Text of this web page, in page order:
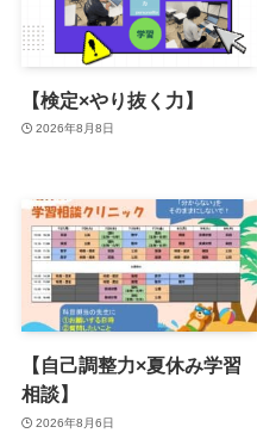
【検定×やり抜く力】
2026年8月8日
【自己調整力×夏休み学習
相談】
2026年8月6日